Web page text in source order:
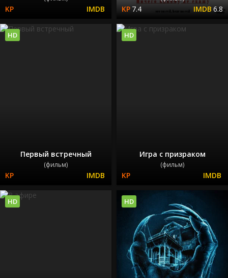
7.4 6.8
Первый встречный
(фильм)
HD
Игра с призраком
(фильм)
HD
HD HD